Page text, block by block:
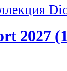
2027